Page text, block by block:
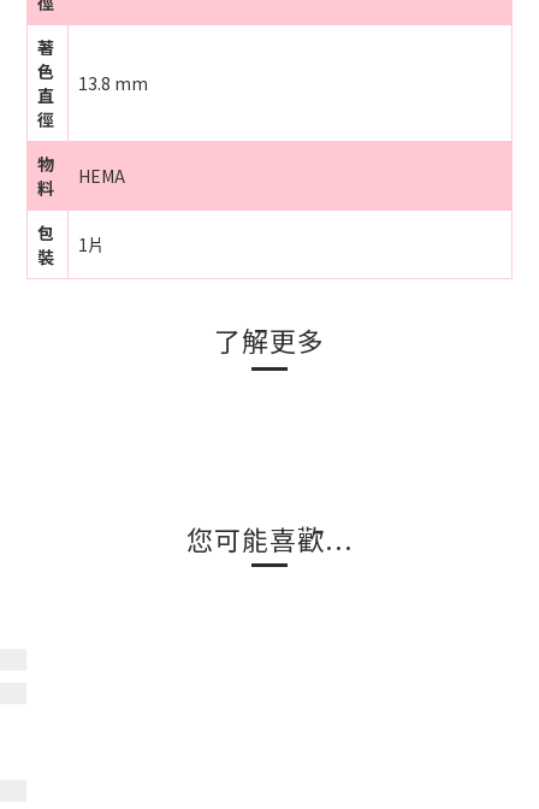
著
色
直
徑
13.8 mm
物
料
HEMA
包
裝
1片
了解更多
您可能喜歡...